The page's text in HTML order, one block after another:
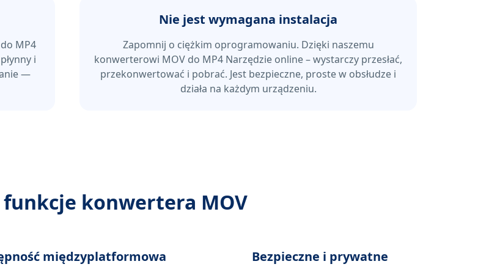
MP4
i
—
Nie jest wymagana instalacja
Zapomnij o ciężkim oprogramowaniu. Dzięki naszemu
konwerterowi MOV do MP4 Narzędzie online – wystarczy przesłać,
przekonwertować i pobrać. Jest bezpieczne, proste w obsłudze i
działa na każdym urządzeniu.
konwertera MOV
międzyplatformowa Bezpieczne i prywatne